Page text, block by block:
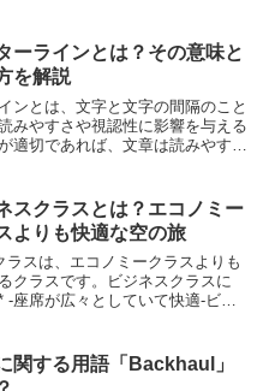
ができます。ラウンジでは、軽食
、Wi-Fiの利用などのサービスを
ゆっくりと過ごしてからフライト
タートさせることができます。-
トクラスと同様のサービスを受
荷物預け入れの優遇、機内での食
なっています。料金は航空会社や
エコノミークラスの料金の1.5倍
ます。EQFPは、航空券の購入時
されるもので、購入後に変更する
きません。また、EQFPは航空
設定されるため、同じ航空券で
期によって異なる場合がありま
は、航空券を購入する際に意
限するため、旅行計画に影響を与
能性があるからです。そのため、
購入する際には、EQFPを必ず
自分の旅行計画に合っているか
確認することが大切です。例え
が1ヶ月と設定されている航空
なりません。1ヶ月以上先に旅行
がある場合は、EQFPが長い航
ーラインとは？その意味と
を解説
ンとは、文字と文字の間隔のこと
みやすさや視認性に影響を与える
適切であれば、文章は読みやす
イントは、約0.35mmです。一般
す。文章が長い場合は、インタ
読みやすくなります。逆に、文章
し狭めに設定すると、視認性が高
ストエディタやワードプロセッサ
トエディタやワードプロセッサに
手順で行います。1. テキストエ
ます。2. 編集する文章を開きま
スクラスとは？エコノミー
よりも快適な空の旅
スは、エコノミークラスよりも
クラスです。ビジネスクラスに
座席が広々としていて快適-ビジ
よりも約2倍あります。また、ビ
ングの角度が大きく、足を伸ばし
関する用語「Backhaul」